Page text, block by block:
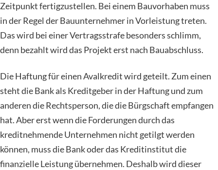
Zeitpunkt fertigzustellen. Bei einem Bauvorhaben muss
in der Regel der Bauunternehmer in Vorleistung treten.
Das wird bei einer Vertragsstrafe besonders schlimm,
denn bezahlt wird das Projekt erst nach Bauabschluss.
Die Haftung für einen Avalkredit wird geteilt. Zum einen
steht die Bank als Kreditgeber in der Haftung und zum
anderen die Rechtsperson, die die Bürgschaft empfangen
hat. Aber erst wenn die Forderungen durch das
kreditnehmende Unternehmen nicht getilgt werden
können, muss die Bank oder das Kreditinstitut die
finanzielle Leistung übernehmen. Deshalb wird dieser